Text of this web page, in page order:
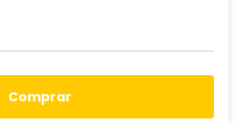
comprar